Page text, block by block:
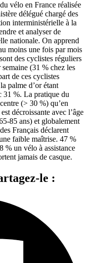
vélo en France réalisée
délégué chargé des
interministérielle à la
et analyser de
nationale. On apprend
moins une fois par mois
des cyclistes réguliers
(31 % chez les
de ces cyclistes
palme d’or étant
31 %. La pratique du
(> 30 %) qu’en
décroissante avec l’âge
85 ans) et globalement
Français déclarent
faible maîtrise. 47 %
% un vélo à assistance
jamais de casque.
le :